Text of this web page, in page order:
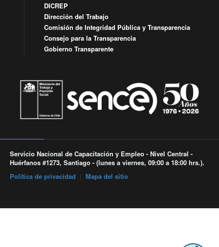
DICREP
Dirección del Trabajo
Comisión de Integridad Pública y Transparencia
Consejo para la Transparencia
Gobierno Transparente
Servicio Nacional de Capacitación y Empleo - Nivel Central -
Huérfanos #1273, Santiago - (lunes a viernes, 09:00 a 18:00 hrs.).
Política de privacidad
Mapa del sitio